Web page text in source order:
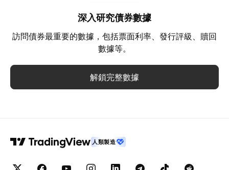
深入研究債券數據
訪問債券最重要的數據，包括票面利率、發行評級、贖回
數據等。
解鎖完整數據
人類製造